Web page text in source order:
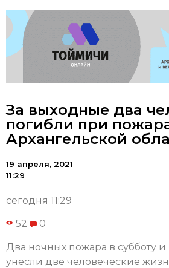
За выходные два
погибли при
Архангельской
19 апреля, 2021
11:29
сегодня 11:29
52 0
Два ночных пожара в субботу и
унесли две человеческие